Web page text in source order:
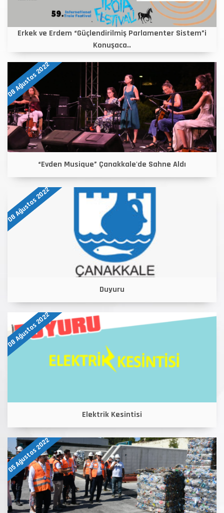
Erkek ve Erdem “Güçlendirilmiş Parlamenter Sistem”i
Konuşaca..
08 Ağustos 2022
“Evden Musique” Çanakkale'de Sahne Aldı
08 Ağustos 2022
Duyuru
08 Ağustos 2022
Elektrik Kesintisi
05 Ağustos 2022